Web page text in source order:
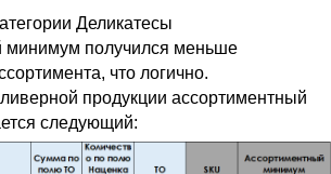
Деликатесы
минимум получился меньше
что логично.
продукции ассортиментный
следующий: